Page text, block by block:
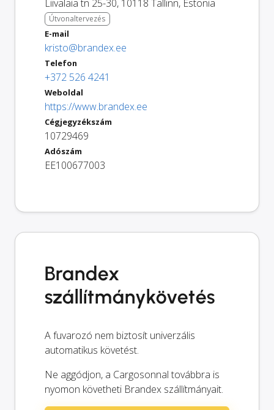
Liivalaia tn 25-30, 10118 Tallinn, Estonia
Útvonaltervezés
E-mail
kristo@brandex.ee
Telefon
+372 526 4241
Weboldal
https://www.brandex.ee
Cégjegyzékszám
10729469
Adószám
EE100677003
Brandex
szállítmánykövetés
A fuvarozó nem biztosít univerzális
automatikus követést.
Ne aggódjon, a Cargosonnal továbbra is
nyomon követheti Brandex szállítmányait.